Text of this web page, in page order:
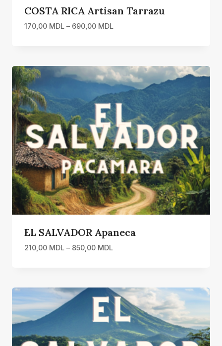
COSTA RICA Artisan Tarrazu
170,00 MDL – 690,00 MDLInterval
până
la
690,00 MDL
EL SALVADOR Apaneca
210,00 MDL – 850,00 MDLInterval
până
la
850,00 MDL